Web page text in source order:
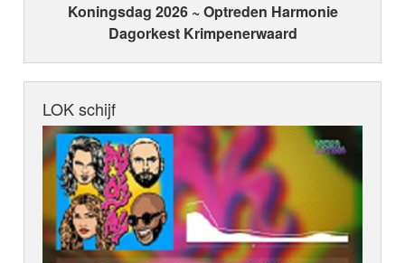
Koningsdag 2026 ~ Optreden Harmonie
Dagorkest Krimpenerwaard
LOK schijf